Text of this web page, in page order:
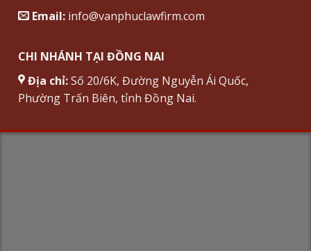
Email: info@vanphuclawfirm.com
CHI NHÁNH TẠI ĐỒNG NAI
Địa chỉ:Số 20/6K, Đường Nguyễn Ái Quốc,
Phường Trấn Biên, tỉnh Đồng Nai.